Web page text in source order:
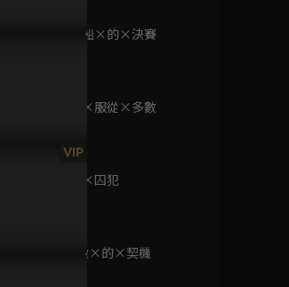
第7集 飛行船×的×決賽
第8集 少數×服從×多數
第9集 小心×囚犯
第10集 欺敵×的×契機
(國語)路人超能100
VIP
版：友情的一球
已完結 / 共 1 集
妙手仁心III